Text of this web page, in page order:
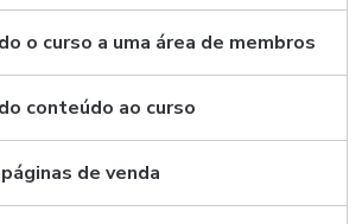
o curso a uma área de membros
conteúdo ao curso
de venda